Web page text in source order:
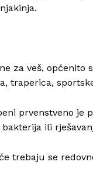
za veš,
traperica,
prvenstveno je
ili
trebaju se